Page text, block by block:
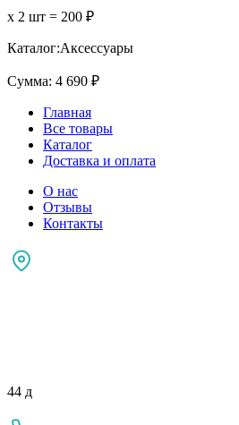
х 2 шт = 200 ₽
Каталог:Аксессуары
Сумма: 4 690 ₽
Главная
Все товары
Каталог
Доставка и оплата
О нас
Отзывы
Контакты
44 д